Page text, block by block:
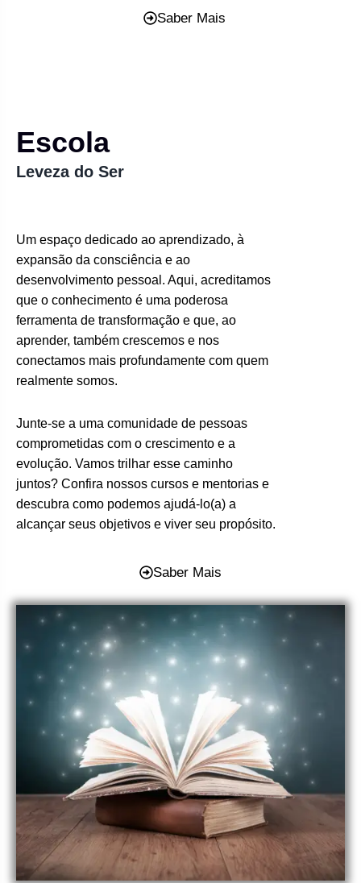
Saber Mais
Escola
Leveza do Ser
Um espaço dedicado ao aprendizado, à
expansão da consciência e ao
desenvolvimento pessoal. Aqui, acreditamos
que o conhecimento é uma poderosa
ferramenta de transformação e que, ao
aprender, também crescemos e nos
conectamos mais profundamente com quem
realmente somos.
Junte-se a uma comunidade de pessoas
comprometidas com o crescimento e a
evolução. Vamos trilhar esse caminho
juntos? Confira nossos cursos e mentorias e
descubra como podemos ajudá-lo(a) a
alcançar seus objetivos e viver seu propósito.
Saber Mais